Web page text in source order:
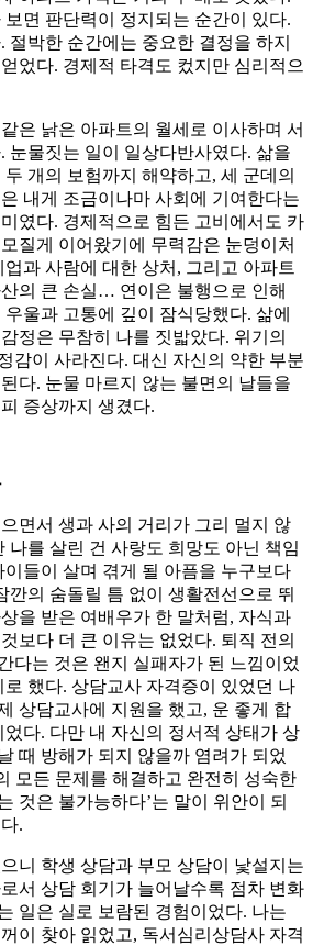
면 판단력이 정지되는 순간이 있다.
절박한 순간에는 중요한 결정을 하지
었다. 경제적 타격도 컸지만 심리적으
은 낡은 아파트의 월세로 이사하며 서
눈물짓는 일이 일상다반사였다. 삶을
개의 보험까지 해약하고, 세 군데의
내게 조금이나마 사회에 기여한다는
였다. 경제적으로 힘든 고비에서도 카
질게 이어왔기에 무력감은 눈덩이처
과 사람에 대한 상처, 그리고 아파트
의 큰 손실… 연이은 불행으로 인해
울과 고통에 깊이 잠식당했다. 삶에
정은 무참히 나를 짓밟았다. 위기의
감이 사라진다. 대신 자신의 약한 부분
다. 눈물 마르지 않는 불면의 날들을
증상까지 생겼다.
면서 생과 사의 거리가 그리 멀지 않
나를 살린 건 사랑도 희망도 아닌 책임
들이 살며 겪게 될 아픔을 누구보다
깐의 숨돌릴 틈 없이 생활전선으로 뛰
을 받은 여배우가 한 말처럼, 자식과
보다 더 큰 이유는 없었다. 퇴직 전의
다는 것은 왠지 실패자가 된 느낌이었
했다. 상담교사 자격증이 있었던 나
상담교사에 지원을 했고, 운 좋게 합
다. 다만 내 자신의 정서적 상태가 상
때 방해가 되지 않을까 염려가 되었
모든 문제를 해결하고 완전히 성숙한
것은 불가능하다’는 말이 위안이 되
.
니 학생 상담과 부모 상담이 낯설지는
서 상담 회기가 늘어날수록 점차 변화
일은 실로 보람된 경험이었다. 나는
이 찾아 읽었고, 독서심리상담사 자격